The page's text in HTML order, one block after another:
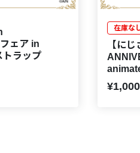
ェア in
ラップ
在庫な
【に
¥1,000